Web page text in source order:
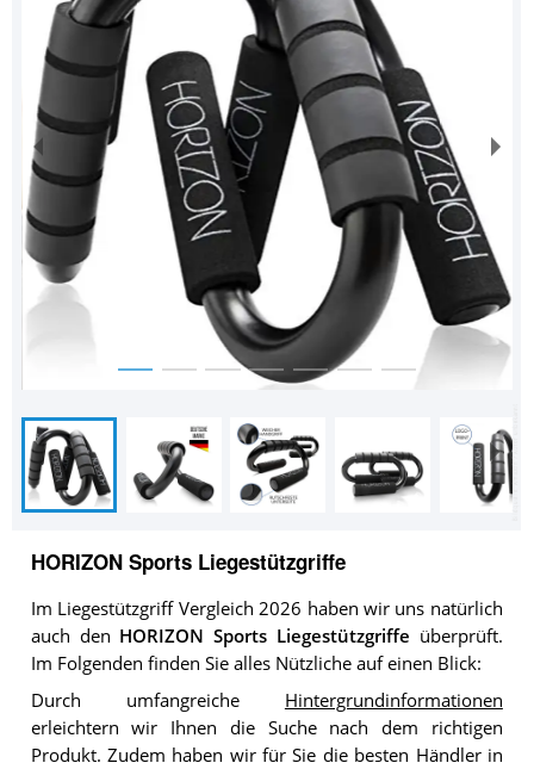
HORIZON Sports Liegestützgriffe
Im Liegestützgriff Vergleich 2026 haben wir uns natürlich
auch den HORIZON Sports Liegestützgriffe überprüft.
Im Folgenden finden Sie alles Nützliche auf einen Blick:
Durch umfangreiche Hintergrundinformationen
erleichtern wir Ihnen die Suche nach dem richtigen
Produkt. Zudem haben wir für Sie die besten Händler in